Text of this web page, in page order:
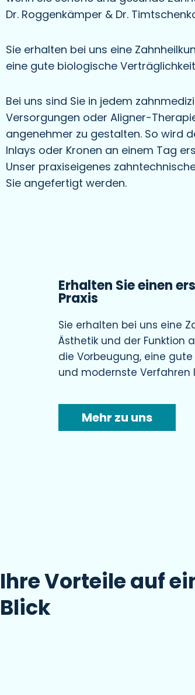
Dr. Roggenkämper & Dr.
Sie erhalten bei uns eine
eine gute biologische
Bei uns sind Sie in jedem
Versorgungen oder Aligner-
angenehmer zu gestalten. So wird
Inlays oder Kronen an einem Tag
Unser praxiseigenes
Sie angefertigt werden.
Erhalten Sie einen
Praxis
Sie erhalten bei uns eine
Ästhetik und der Funktion
die Vorbeugung, eine
und modernste Verfahren
Mehr zu uns
Ihre Vorteile auf
Blick